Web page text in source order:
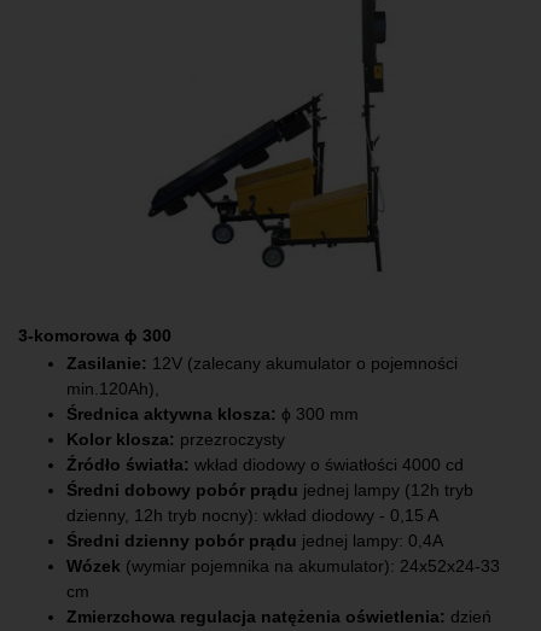
3-komorowa ϕ 300
Zasilanie: 12V (zalecany akumulator o pojemności
min.120Ah),
Średnica aktywna klosza: ϕ 300 mm
Kolor klosza: przezroczysty
Źródło światła: wkład diodowy o światłości 4000 cd
Średni dobowy pobór prądu jednej lampy (12h tryb
dzienny, 12h tryb nocny): wkład diodowy - 0,15 A
Średni dzienny pobór prądu jednej lampy: 0,4A
Wózek (wymiar pojemnika na akumulator): 24x52x24-33
cm
Zmierzchowa regulacja natężenia oświetlenia: dzień